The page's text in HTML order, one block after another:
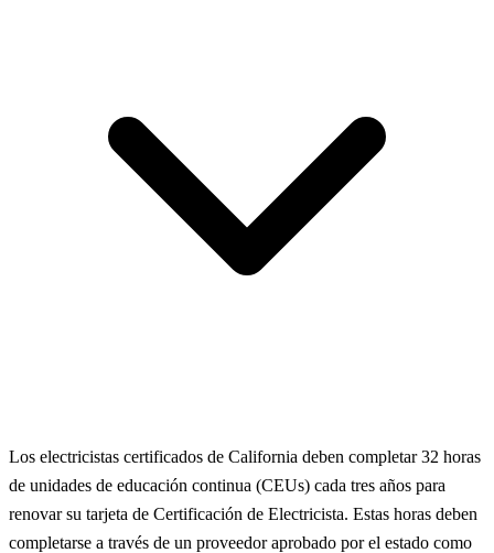
Los electricistas certificados de California deben completar 32 horas
de unidades de educación continua (CEUs) cada tres años para
renovar su tarjeta de Certificación de Electricista. Estas horas deben
completarse a través de un proveedor aprobado por el estado como